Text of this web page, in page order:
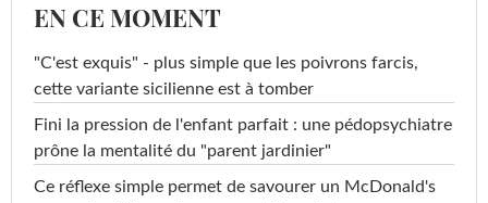
EN CE MOMENT
"C'est exquis" - plus simple que les poivrons farcis,
cette variante sicilienne est à tomber
Fini la pression de l'enfant parfait : une pédopsychiatre
prône la mentalité du "parent jardinier"
Ce réflexe simple permet de savourer un McDonald's